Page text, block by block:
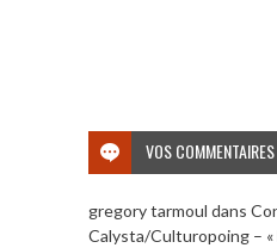
VOS COMMENTAIRES
gregory tarmoul dans
Calysta/Culturopoing –